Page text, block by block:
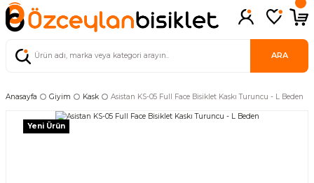
ARA
Anasayfa Giyim Kask Asistan KS-05 Full Face Bisiklet Kaskı Turuncu - L Beden
Yeni Ürün